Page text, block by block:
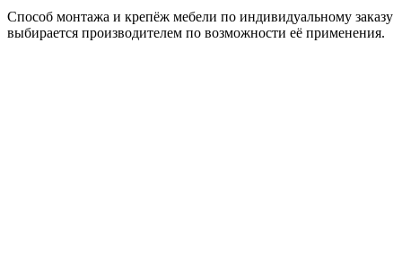
Способ монтажа и крепёж мебели по индивидуальному заказу
выбирается производителем по возможности её применения.